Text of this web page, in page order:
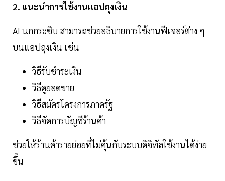
2. แนะนำการใช้งานแอปถุงเงิน
AI นกกระซิบ สามารถช่วยอธิบายการใช้งานฟีเจอร์ต่าง ๆ
บนแอปถุงเงิน เช่น
วิธีรับชำระเงิน
วิธีดูยอดขาย
วิธีสมัครโครงการภาครัฐ
วิธีจัดการบัญชีร้านค้า
ช่วยให้ร้านค้ารายย่อยที่ไม่คุ้นกับระบบดิจิทัลใช้งานได้ง่าย
ขึ้น